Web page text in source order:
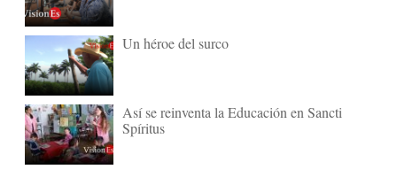
Un héroe del surco
Así se reinventa la Educación en Sancti
Spíritus